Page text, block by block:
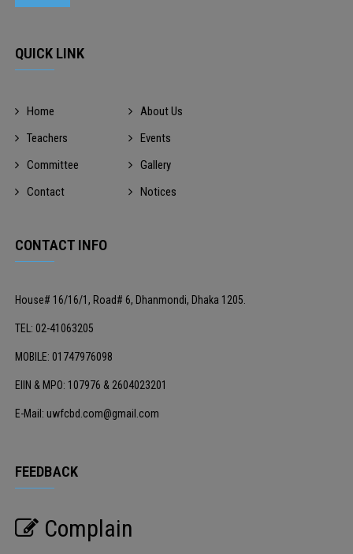
QUICK LINK
Home
About Us
Teachers
Events
Committee
Gallery
Contact
Notices
CONTACT INFO
House# 16/16/1, Road# 6, Dhanmondi, Dhaka 1205.
TEL: 02-41063205
MOBILE: 01747976098
EIIN & MPO: 107976 & 2604023201
E-Mail: uwfcbd.com@gmail.com
FEEDBACK
Complain